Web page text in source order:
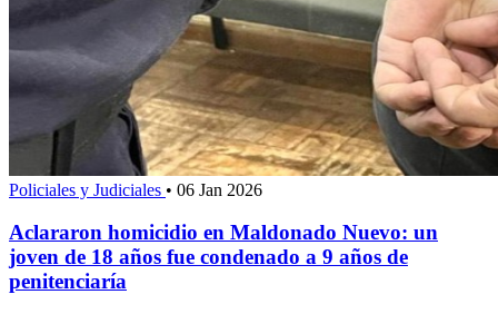
Policiales y Judiciales • 06 Jan 2026
Aclararon homicidio en Maldonado Nuevo: un
joven de 18 años fue condenado a 9 años de
penitenciaría